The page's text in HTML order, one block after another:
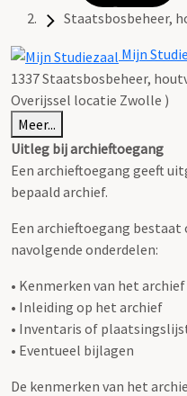
Staatsbosbeheer,
Mijn
1337 Staatsbosbeheer,
Overijssel locatie Zwolle )
Meer...
Uitleg bij archieftoegang
Een archieftoegang geeft
bepaald archief.
Een archieftoegang
navolgende onderdelen:
• Kenmerken van het archief
• Inleiding op het archief
• Inventaris of
• Eventueel bijlagen
De kenmerken van het